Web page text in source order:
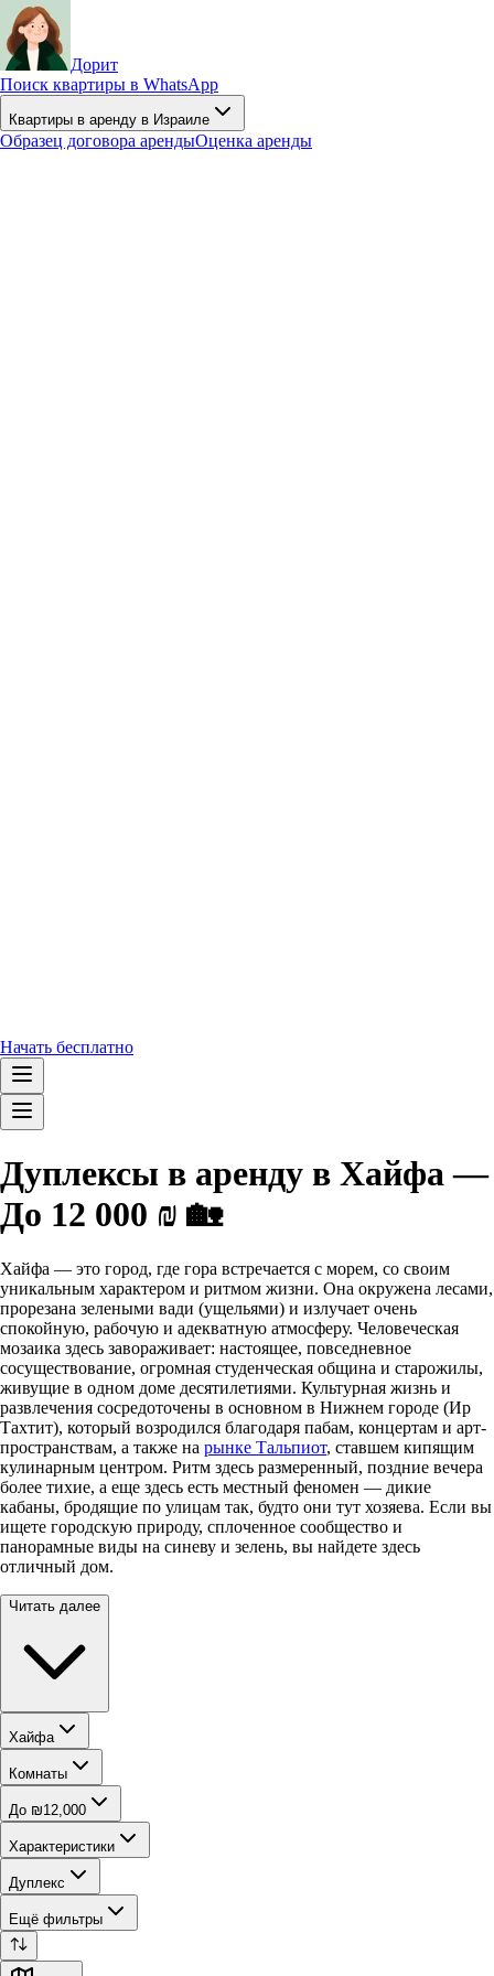
Дорит
Поиск квартиры в WhatsApp
Квартиры в аренду в Израиле
Образец договора арендыОценка аренды
Начать бесплатно
Дуплексы в аренду в Хайфа —
До 12 000 ₪ 🏡
Хайфа — это город, где гора встречается с морем, со своим
уникальным характером и ритмом жизни. Она окружена лесами,
прорезана зелеными вади (ущельями) и излучает очень
спокойную, рабочую и адекватную атмосферу. Человеческая
мозаика здесь завораживает: настоящее, повседневное
сосуществование, огромная студенческая община и старожилы,
живущие в одном доме десятилетиями. Культурная жизнь и
развлечения сосредоточены в основном в Нижнем городе (Ир
Тахтит), который возродился благодаря пабам, концертам и арт-
пространствам, а также на рынке Тальпиот, ставшем кипящим
кулинарным центром. Ритм здесь размеренный, поздние вечера
более тихие, а еще здесь есть местный феномен — дикие
кабаны, бродящие по улицам так, будто они тут хозяева. Если вы
ищете городскую природу, сплоченное сообщество и
панорамные виды на синеву и зелень, вы найдете здесь
отличный дом.
Читать далее
Хайфа
Комнаты
До ₪12,000
Характеристики
Дуплекс
Ещё фильтры